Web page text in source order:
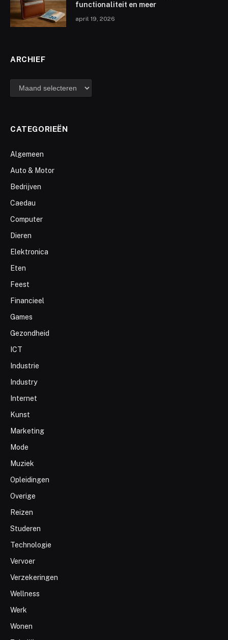
functionaliteit en meer
april 19, 2026
ARCHIEF
archief
CATEGORIEËN
Algemeen
Auto & Motor
Bedrijven
Caedau
Computer
Dieren
Elektronica
Eten
Feest
Financieel
Games
Gezondheid
ICT
Industrie
Industry
Internet
Kunst
Marketing
Mode
Muziek
Opleidingen
Overige
Reizen
Studeren
Technologie
Vervoer
Verzekeringen
Wellness
Werk
Wonen